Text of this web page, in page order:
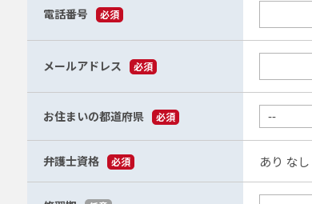
電話番号 必須
メールアドレス 必須
お住まいの都道府県 必須
弁護士資格 必須 あり なし